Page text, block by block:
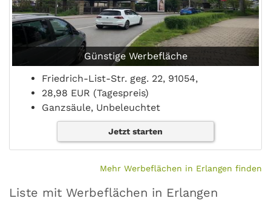
Günstige Werbefläche
Friedrich-List-Str. geg. 22, 91054,
28,98 EUR (Tagespreis)
Ganzsäule, Unbeleuchtet
Jetzt starten
Mehr Werbeflächen in Erlangen finden
Liste mit Werbeflächen in Erlangen